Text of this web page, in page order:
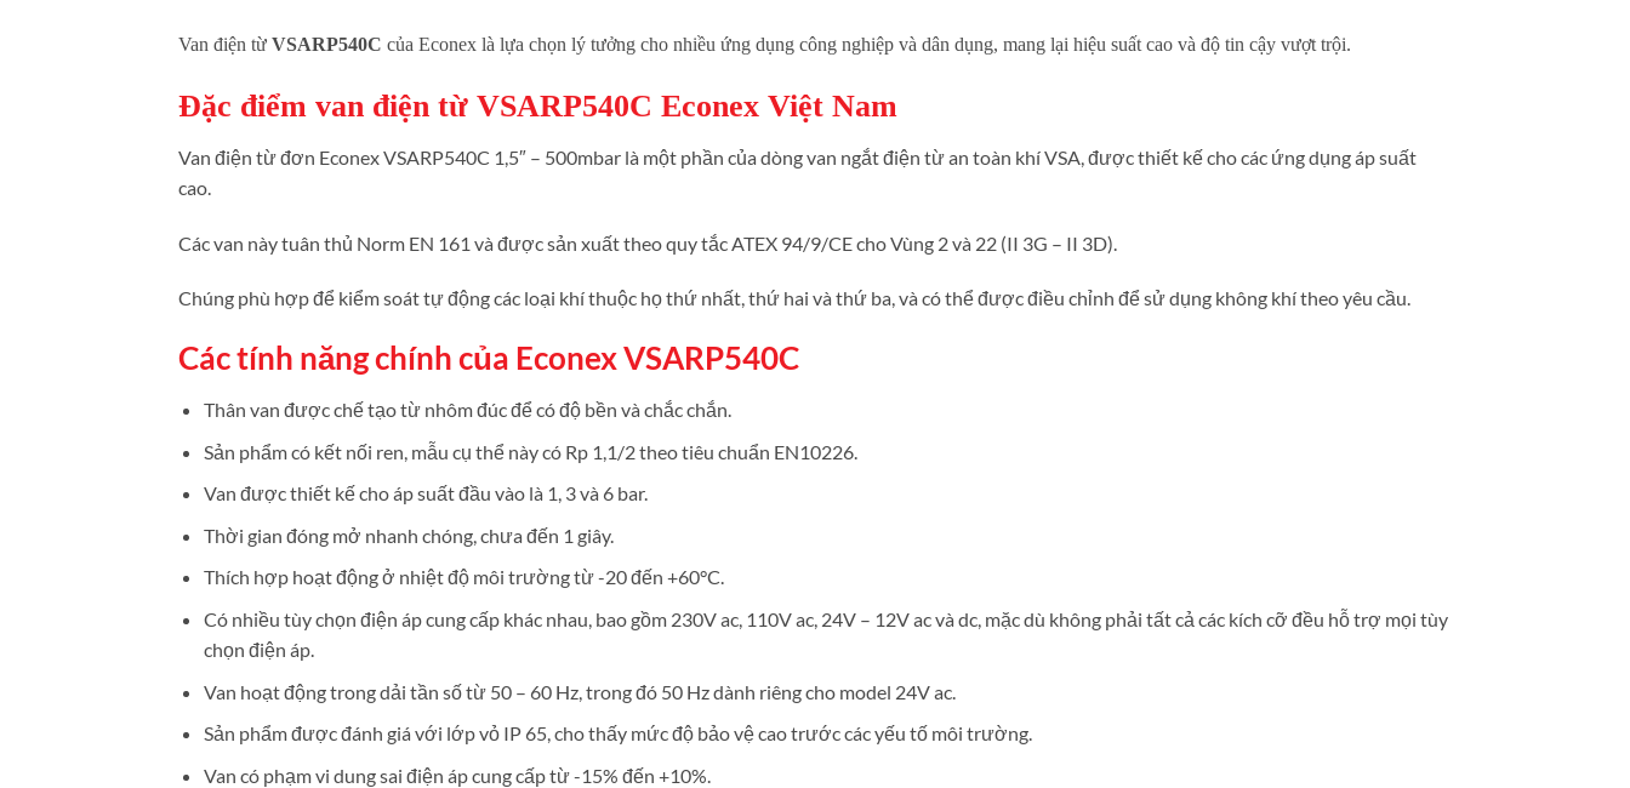
Van điện từ VSARP540C của Econex là lựa chọn lý tưởng cho nhiều ứng dụng công nghiệp và dân dụng, mang lại hiệu suất cao và độ tin cậy vượt trội.
Đặc điểm van điện từ VSARP540C Econex Việt Nam
Van điện từ đơn Econex VSARP540C 1,5″ – 500mbar là một phần của dòng van ngắt điện từ an toàn khí VSA, được thiết kế cho các ứng dụng áp suất
cao.
Các van này tuân thủ Norm EN 161 và được sản xuất theo quy tắc ATEX 94/9/CE cho Vùng 2 và 22 (II 3G – II 3D).
Chúng phù hợp để kiểm soát tự động các loại khí thuộc họ thứ nhất, thứ hai và thứ ba, và có thể được điều chỉnh để sử dụng không khí theo yêu cầu.
Các tính năng chính của Econex VSARP540C
Thân van được chế tạo từ nhôm đúc để có độ bền và chắc chắn.
Sản phẩm có kết nối ren, mẫu cụ thể này có Rp 1,1/2 theo tiêu chuẩn EN10226.
Van được thiết kế cho áp suất đầu vào là 1, 3 và 6 bar.
Thời gian đóng mở nhanh chóng, chưa đến 1 giây.
Thích hợp hoạt động ở nhiệt độ môi trường từ -20 đến +60°C.
Có nhiều tùy chọn điện áp cung cấp khác nhau, bao gồm 230V ac, 110V ac, 24V – 12V ac và dc, mặc dù không phải tất cả các kích cỡ đều hỗ trợ mọi tùy
chọn điện áp.
Van hoạt động trong dải tần số từ 50 – 60 Hz, trong đó 50 Hz dành riêng cho model 24V ac.
Sản phẩm được đánh giá với lớp vỏ IP 65, cho thấy mức độ bảo vệ cao trước các yếu tố môi trường.
Van có phạm vi dung sai điện áp cung cấp từ -15% đến +10%.